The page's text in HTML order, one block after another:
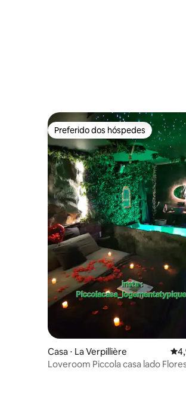
Preferido dos hóspedes
Preferido dos hóspedes
Casa ⋅ La Verpillière
Loveroom Piccola casa lado